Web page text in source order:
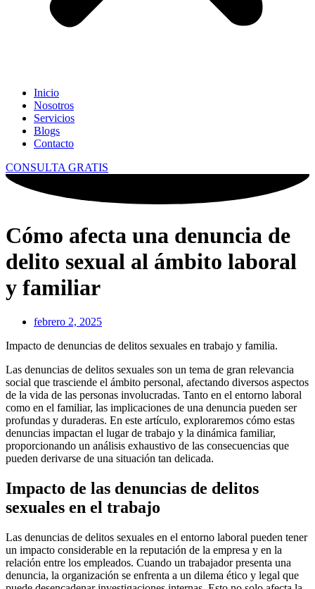
Inicio
Nosotros
Servicios
Blogs
Contacto
CONSULTA GRATIS
Cómo afecta una denuncia de
delito sexual al ámbito laboral
y familiar
febrero 2, 2025
Impacto de denuncias de delitos sexuales en trabajo y familia.
Las denuncias de delitos sexuales son un tema de gran relevancia
social que trasciende el ámbito personal, afectando diversos aspectos
de la vida de las personas involucradas. Tanto en el entorno laboral
como en el familiar, las implicaciones de una denuncia pueden ser
profundas y duraderas. En este artículo, exploraremos cómo estas
denuncias impactan el lugar de trabajo y la dinámica familiar,
proporcionando un análisis exhaustivo de las consecuencias que
pueden derivarse de una situación tan delicada.
Impacto de las denuncias de delitos
sexuales en el trabajo
Las denuncias de delitos sexuales en el entorno laboral pueden tener
un impacto considerable en la reputación de la empresa y en la
relación entre los empleados. Cuando un trabajador presenta una
denuncia, la organización se enfrenta a un dilema ético y legal que